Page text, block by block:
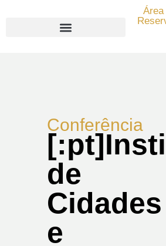
Área
Conferência
de
Cidades
e